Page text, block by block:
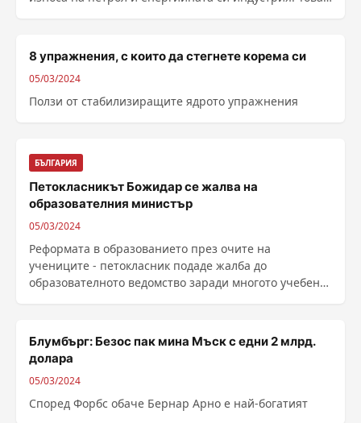
8 упражнения, с които да стегнете корема си
05/03/2024
Ползи от стабилизиращите ядрото упражнения
БЪЛГАРИЯ
Петокласникът Божидар се жалва на
образователния министър
05/03/2024
Реформата в образованието през очите на
учениците - петокласник подаде жалба до
образователното ведомство заради многото учебен
Блумбърг: Безос пак мина Мъск с едни 2 млрд.
долара
05/03/2024
Според Форбс обаче Бернар Арно е най-богатият